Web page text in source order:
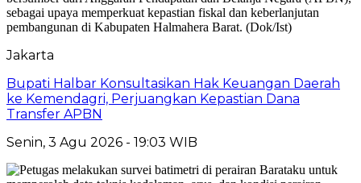
Jakarta
Bupati Halbar Konsultasikan Hak Keuangan Daerah
ke Kemendagri, Perjuangkan Kepastian Dana
Transfer APBN
Senin, 3 Agu 2026 - 19:03 WIB